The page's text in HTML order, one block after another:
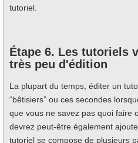
tutoriel.
Étape 6. Les tutoriels
très peu d'édition
La plupart du temps, éditer un
“bêtisiers” ou ces secondes
que vous ne savez pas quoi faire
devrez peut-être également
tutoriel se compose de plusieurs